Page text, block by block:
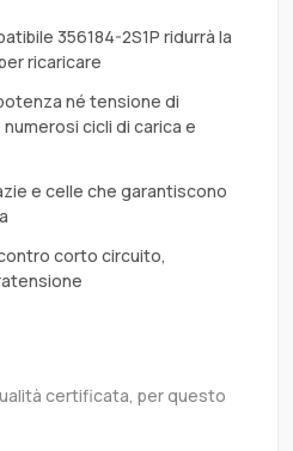
356184-2S1P ridurrà la
ricaricare
né tensione di
cicli di carica e
e celle che garantiscono
corto circuito,
certificata, per questo